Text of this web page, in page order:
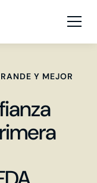
Y MEJOR